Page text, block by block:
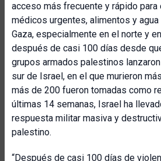
acceso más frecuente y rápido
médicos urgentes, alimentos y agua
Gaza, especialmente en el norte y
después de casi 100 días desde
grupos armados palestinos
sur de Israel, en el que murieron
más de 200 fueron tomadas como
últimas 14 semanas, Israel ha
respuesta militar masiva y
palestino.
“Después de casi 100 días de